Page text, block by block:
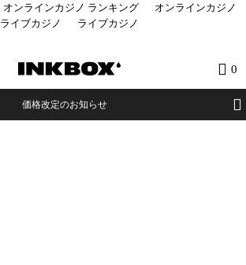
オンラインカジノ ランキング
オンラインカジノ
ライブカジノ
ライブカジノ
0
価格改定のお知らせ